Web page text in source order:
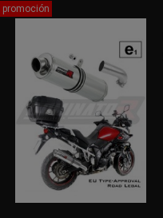
promoción